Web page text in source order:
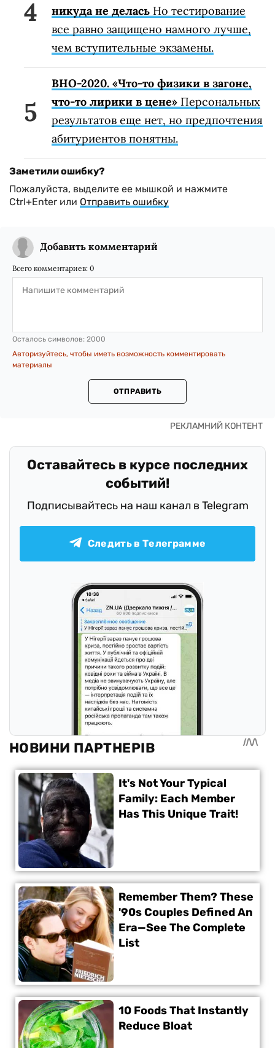
никуда не делась Но тестирование
все равно защищено намного лучше,
чем вступительные экзамены.
ВНО-2020. «Что-то физики в загоне,
что-то лирики в цене» Персональных
результатов еще нет, но предпочтения
абитуриентов понятны.
Заметили ошибку?
Пожалуйста, выделите ее мышкой и нажмите
Ctrl+Enter или Отправить ошибку
Добавить комментарий
Всего комментариев: 0
Осталось символов: 2000
Авторизуйтесь, чтобы иметь возможность комментировать
материалы
ОТПРАВИТЬ
Оставайтесь в курсе последних
событий!
Подписывайтесь на наш канал в Telegram
Следить в Телеграмме